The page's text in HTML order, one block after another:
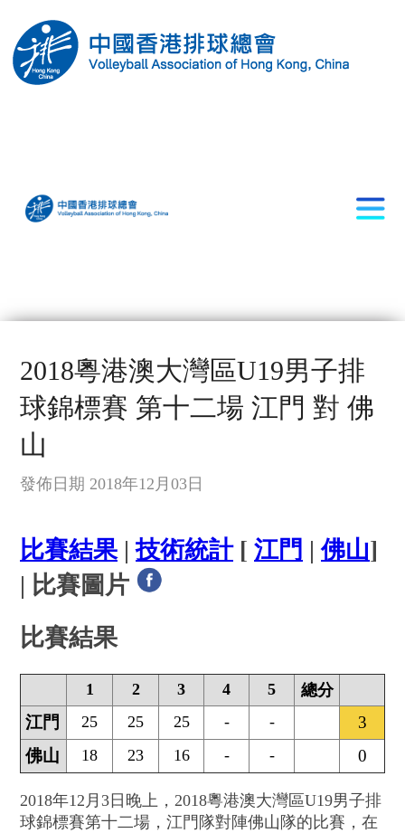
2018粵港澳大灣區U19男子排
球錦標賽 第十二場 江門 對 佛
山
發佈日期 2018年12月03日
比賽結果 |技術統計[ 江門 |佛山]
| 比賽圖片
比賽結果
1 2 3 4 5 總分
江門 25 25 25 - -
3
佛山
18 23 16 - - 0
2018年12月3日晚上，2018粵港澳大灣區U19男子排
球錦標賽第十二場，江門隊對陣佛山隊的比賽，在